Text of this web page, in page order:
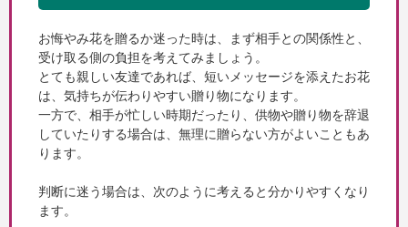
お悔やみ花を贈るか迷った時は、まず相手との関係性と、
受け取る側の負担を考えてみましょう。
とても親しい友達であれば、短いメッセージを添えたお花
は、気持ちが伝わりやすい贈り物になります。
一方で、相手が忙しい時期だったり、供物や贈り物を辞退
していたりする場合は、無理に贈らない方がよいこともあ
ります。
判断に迷う場合は、次のように考えると分かりやすくなり
ます。